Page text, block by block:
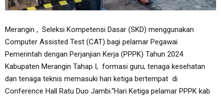
Merangin , Seleksi Kompetensi Dasar (SKD) menggunakan
Computer Assisted Test (CAT) bagi pelamar Pegawai
Pemerintah dengan Perjanjian Kerja (PPPK) Tahun 2024
Kabupaten Merangin Tahap I, formasi guru, tenaga kesehatan
dan tenaga teknis memasuki hari ketiga bertempat di
Conference Hall Ratu Duo Jambi.“Hari Ketiga pelamar PPPK kab